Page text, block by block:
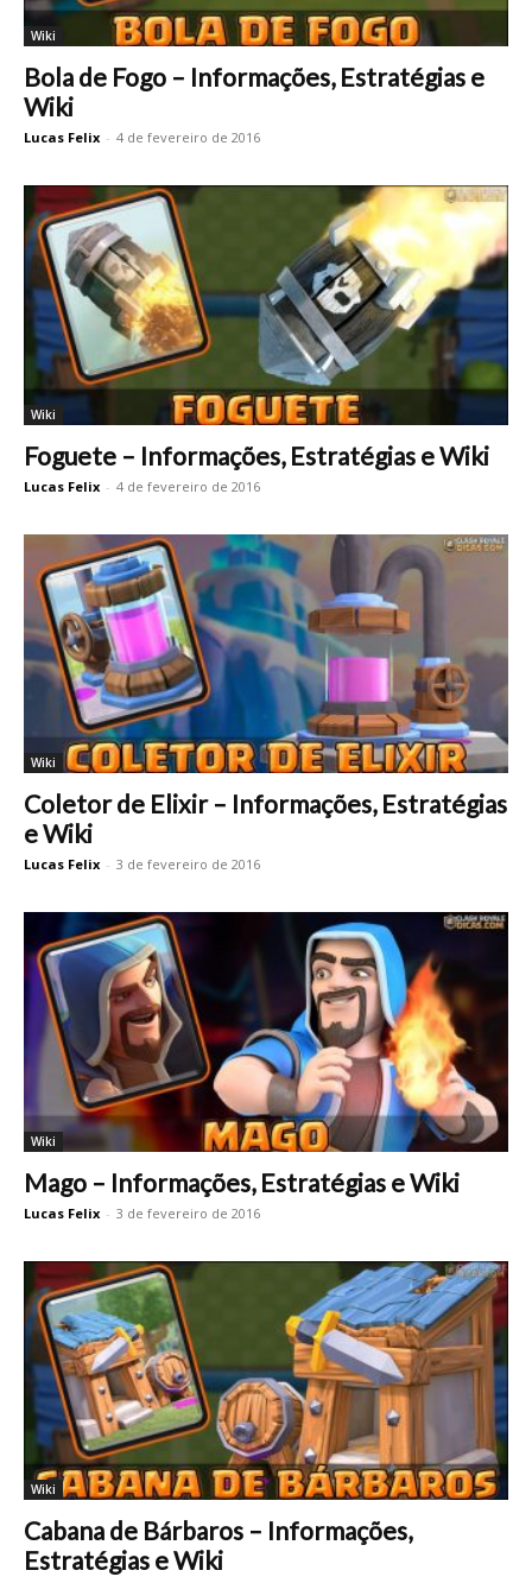
Wiki
Bola de Fogo – Informações, Estratégias e
Wiki
Lucas Felix - 4 de fevereiro de 2016
Wiki
Foguete – Informações, Estratégias e Wiki
Lucas Felix - 4 de fevereiro de 2016
Wiki
Coletor de Elixir – Informações, Estratégias
e Wiki
Lucas Felix - 3 de fevereiro de 2016
Wiki
Mago – Informações, Estratégias e Wiki
Lucas Felix - 3 de fevereiro de 2016
Wiki
Cabana de Bárbaros – Informações,
Estratégias e Wiki